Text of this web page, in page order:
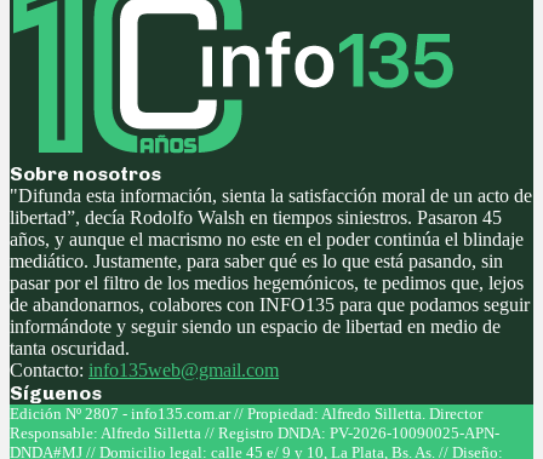
Sobre nosotros
"Difunda esta información, sienta la satisfacción moral de un acto de
libertad”, decía Rodolfo Walsh en tiempos siniestros. Pasaron 45
años, y aunque el macrismo no este en el poder continúa el blindaje
mediático. Justamente, para saber qué es lo que está pasando, sin
pasar por el filtro de los medios hegemónicos, te pedimos que, lejos
de abandonarnos, colabores con INFO135 para que podamos seguir
informándote y seguir siendo un espacio de libertad en medio de
tanta oscuridad.
Contacto: info135web@gmail.com
Síguenos
Facebook
Twitter
Instagram
Youtube
Edición Nº 2807 - info135.com.ar // Propiedad: Alfredo Silletta. Director
Responsable: Alfredo Silletta // Registro DNDA: PV-2026-10090025-APN-
DNDA#MJ // Domicilio legal: calle 45 e/ 9 y 10, La Plata, Bs. As. // Diseño: